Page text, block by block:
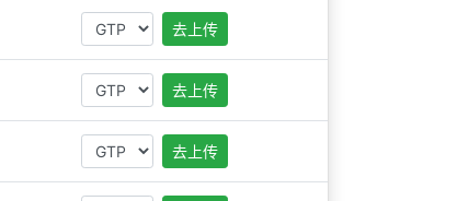
去上传
去上传
去上传